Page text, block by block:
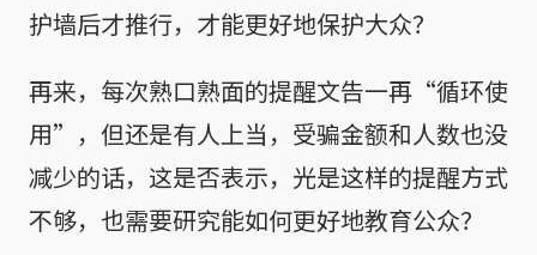
护墙后才推行，才能更好地保护大众？
再来，每次熟口熟面的提醒文告一再“循环使
用”，但还是有人上当，受骗金额和人数也没
减少的话，这是否表示，光是这样的提醒方式
不够，也需要研究能如何更好地教育公众？